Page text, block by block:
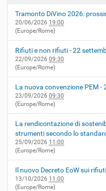
Tramonto DiVino 2026:
20/06/2026 19:00
(Europe/Rome)
Rifiuti e non rifiuti - 22
22/09/2026 09:30
(Europe/Rome)
La nuova convenzione PEM -
23/09/2026 09:30
(Europe/Rome)
La rendicontazione di
strumenti secondo lo
25/09/2026 11:00
(Europe/Rome)
Il nuovo Decreto EoW sui
13/10/2026 11:00
(Europe/Rome)